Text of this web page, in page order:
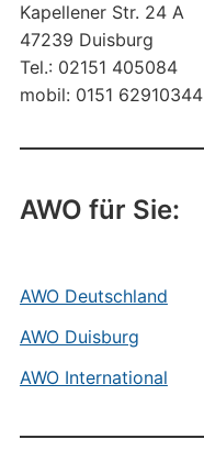
Kapellener Str. 24 A
47239 Duisburg
Tel.: 02151 405084
mobil: 0151 62910344
AWO für Sie:
AWO Deutschland
AWO Duisburg
AWO International